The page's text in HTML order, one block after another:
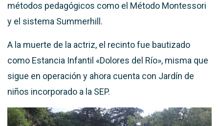
métodos pedagógicos como el Método Montessori
y el sistema Summerhill.
A la muerte de la actriz, el recinto fue bautizado
como Estancia Infantil «Dolores del Río», misma que
sigue en operación y ahora cuenta con Jardín de
niños incorporado a la SEP.